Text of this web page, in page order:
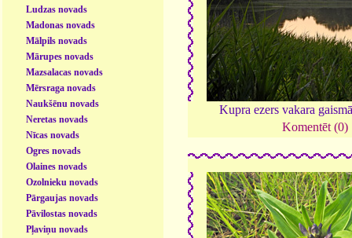
Ludzas novads
Madonas novads
Mālpils novads
Mārupes novads
Mazsalacas novads
Mērsraga novads
Naukšēnu novads
Neretas novads
Nīcas novads
Ogres novads
Olaines novads
Ozolnieku novads
Pārgaujas novads
Pāvilostas novads
Pļaviņu novads
Kupra ezers vakara
Komentēt (0)